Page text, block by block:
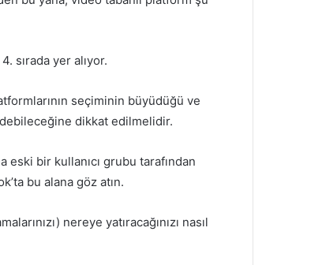
sırada yer alıyor.
seçiminin büyüdüğü ve
dikkat edilmelidir.
bir kullanıcı grubu tarafından
bu alana göz atın.
nereye yatıracağınızı nasıl